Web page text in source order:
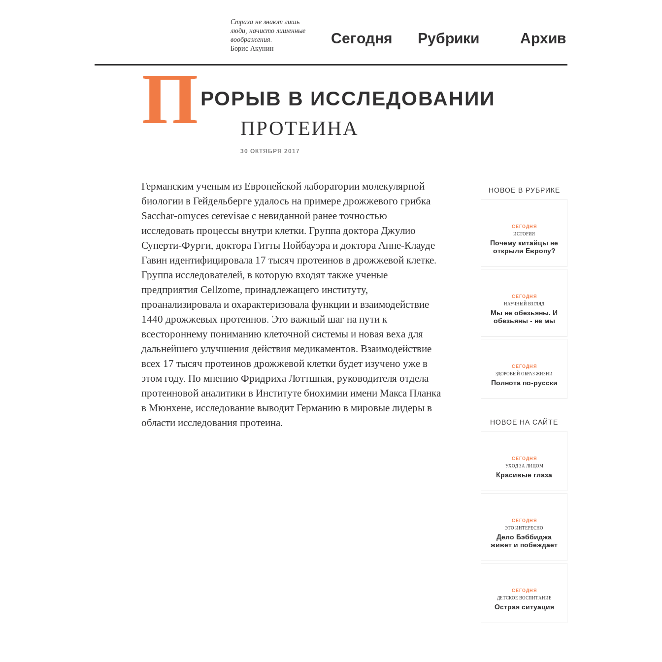
Страха не знают лишь
люди, начисто лишенные
воображения.
Борис Акунин
Сегодня Рубрики Архив
ПРОРЫВ В ИССЛЕДОВАНИИ
ПРОТЕИНА
30 ОКТЯБРЯ 2017
Германским ученым из Европейской лаборатории молекулярной
биологии в Гейдельберге удалось на примере дрожжевого грибка
Sacchar-omyces cerevisae с невиданной ранее точностью
исследовать процессы внутри клетки. Группа доктора Джулио
Суперти-Фурги, доктора Гитты Нойбауэра и доктора Анне-Клауде
Гавин идентифицировала 17 тысяч протеинов в дрожжевой клетке.
Группа исследователей, в которую входят также ученые
предприятия Cellzome, принадлежащего институту,
проанализировала и охарактеризовала функции и взаимодействие
1440 дрожжевых протеинов. Это важный шаг на пути к
всестороннему пониманию клеточной системы и новая веха для
дальнейшего улучшения действия медикаментов. Взаимодействие
всех 17 тысяч протеинов дрожжевой клетки будет изучено уже в
этом году. По мнению Фридриха Лоттшпая, руководителя отдела
протеиновой аналитики в Институте биохимии имени Макса Планка
в Мюнхене, исследование выводит Германию в мировые лидеры в
области исследования протеина.
НОВОЕ В РУБРИКЕ
СЕГОДНЯ
ИСТОРИЯ
Почему китайцы не
открыли Европу?
СЕГОДНЯ
НАУЧНЫЙ ВЗГЛЯД
Мы не обезьяны. И
обезьяны - не мы
СЕГОДНЯ
ЗДОРОВЫЙ ОБРАЗ ЖИЗНИ
Полнота по-русски
НОВОЕ НА САЙТЕ
СЕГОДНЯ
УХОД ЗА ЛИЦОМ
Красивые глаза
СЕГОДНЯ
ЭТО ИНТЕРЕСНО
Дело Бэббиджа
живет и побеждает
СЕГОДНЯ
ДЕТСКОЕ ВОСПИТАНИЕ
Острая ситуация